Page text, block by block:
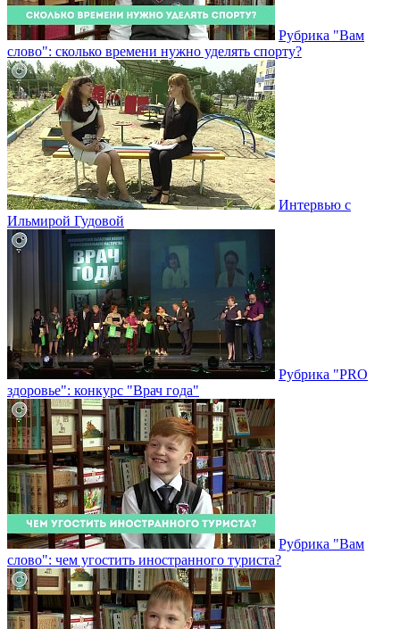
Рубрика "Вам
слово": сколько времени нужно уделять спорту?
Интервью с
Ильмирой Гудовой
Рубрика "PRO
здоровье": конкурс "Врач года"
Рубрика "Вам
слово": чем угостить иностранного туриста?